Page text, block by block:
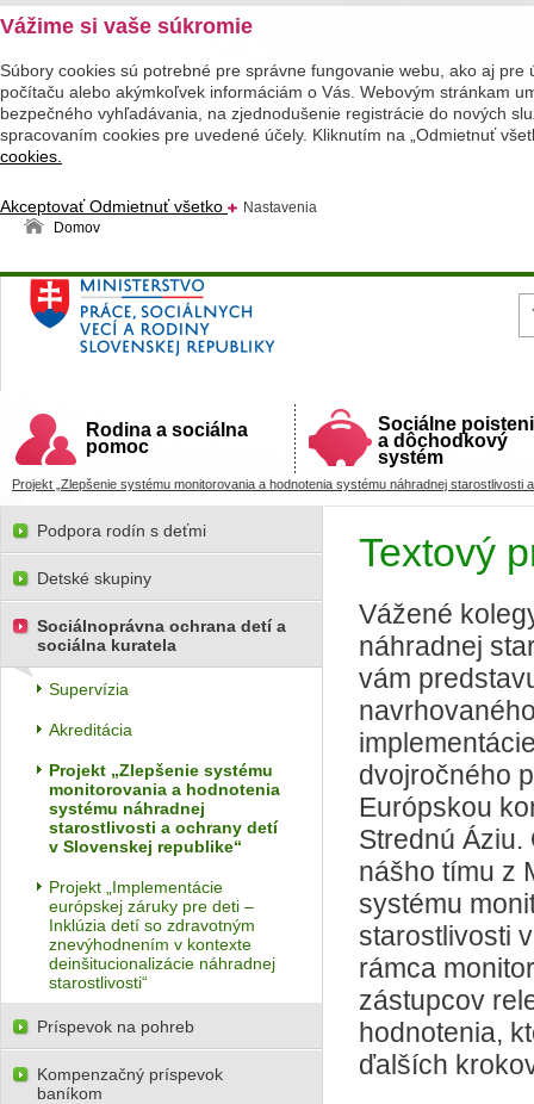
Vážime si vaše súkromie
Súbory cookies sú potrebné pre správne fungovanie webu, ako aj
počítaču alebo akýmkoľvek informáciám o Vás. Webovým stránkam
bezpečného vyhľadávania, na zjednodušenie registrácie do nových
spracovaním cookies pre uvedené účely. Kliknutím na „Odmietnuť
cookies.
AkceptovaťOdmietnuť všetko
Nastavenia
Domov
Ministerstvo práce, sociálnych vecí a rodiny
Slovenskej republiky
Rodina a sociálna
pomoc
Sociálne
a dôchodkový
systém
Projekt „Zlepšenie systému monitorovania a hodnotenia systému náhradnej starostlivosti
Textový
Vážené
náhradnej
vám
dvojročného
Európskou
Strednú
nášho tímu z
systému
starostlivosti
rámca
zástupcov
hodnotenia,
ďalších
Podpora rodín s deťmi
Detské skupiny
Sociálnoprávna ochrana detí a
sociálna kuratela
Supervízia
Akreditácia
Projekt „Zlepšenie systému
monitorovania a hodnotenia
systému náhradnej
starostlivosti a ochrany detí
v Slovenskej republike“
Projekt „Implementácie
európskej záruky pre deti –
Inklúzia detí so zdravotným
znevýhodnením v kontexte
deinšitucionalizácie náhradnej
starostlivosti“
Príspevok na pohreb
Kompenzačný príspevok
baníkom